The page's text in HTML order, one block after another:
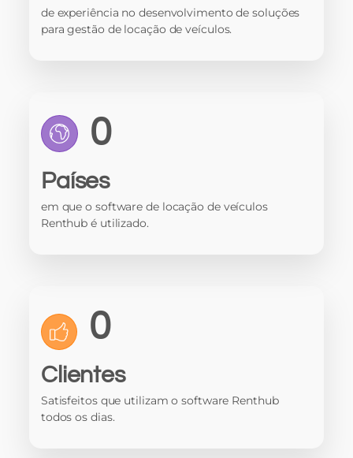
de experiência no desenvolvimento de soluções
para gestão de locação de veículos.
0
Países
em que o software de locação de veículos
Renthub é utilizado.
0
Clientes
Satisfeitos que utilizam o software Renthub
todos os dias.